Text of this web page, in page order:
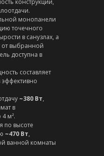
конструкции,
монопанели
точечного
в санузлах, а
от выбранной
доступна в
составляет
эффективно
~380 Вт,
в
м².
по высоте
~470 Вт,
ванной комнаты